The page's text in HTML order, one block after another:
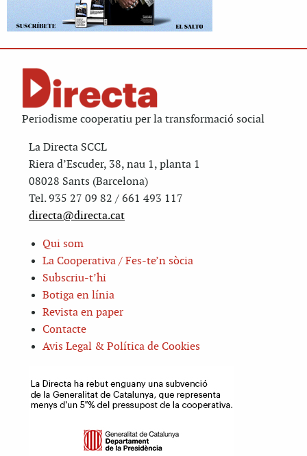
Periodisme cooperatiu per la transformació social
La Directa SCCL
Riera d’Escuder, 38, nau 1, planta 1
08028 Sants (Barcelona)
Tel. 935 27 09 82 / 661 493 117
directa@directa.cat
Qui som
La Cooperativa / Fes-te’n sòcia
Subscriu-t’hi
Botiga en línia
Revista en paper
Contacte
Avis Legal & Política de Cookies